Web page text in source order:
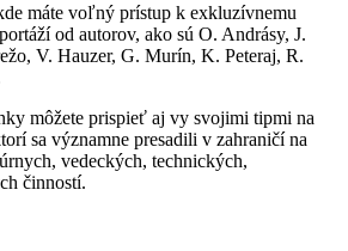
máte voľný prístup k exkluzívnemu
od autorov, ako sú O. Andrásy, J.
V. Hauzer, G. Murín, K. Peteraj, R.
môžete prispieť aj vy svojimi tipmi na
sa významne presadili v zahraničí na
vedeckých, technických,
činností.